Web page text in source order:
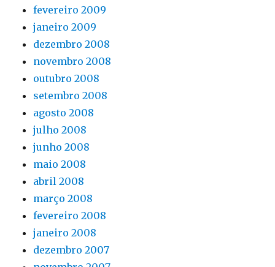
fevereiro 2009
janeiro 2009
dezembro 2008
novembro 2008
outubro 2008
setembro 2008
agosto 2008
julho 2008
junho 2008
maio 2008
abril 2008
março 2008
fevereiro 2008
janeiro 2008
dezembro 2007